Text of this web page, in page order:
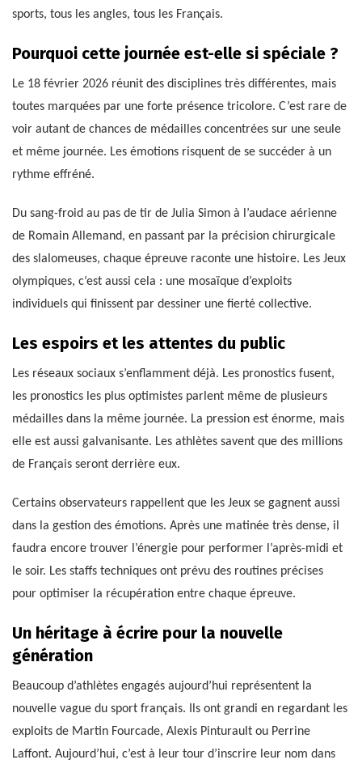
sports, tous les angles, tous les Français.
Pourquoi cette journée est-elle si spéciale ?
Le 18 février 2026 réunit des disciplines très différentes, mais
toutes marquées par une forte présence tricolore. C’est rare de
voir autant de chances de médailles concentrées sur une seule
et même journée. Les émotions risquent de se succéder à un
rythme effréné.
Du sang-froid au pas de tir de Julia Simon à l’audace aérienne
de Romain Allemand, en passant par la précision chirurgicale
des slalomeuses, chaque épreuve raconte une histoire. Les Jeux
olympiques, c’est aussi cela : une mosaïque d’exploits
individuels qui finissent par dessiner une fierté collective.
Les espoirs et les attentes du public
Les réseaux sociaux s’enflamment déjà. Les pronostics fusent,
les pronostics les plus optimistes parlent même de plusieurs
médailles dans la même journée. La pression est énorme, mais
elle est aussi galvanisante. Les athlètes savent que des millions
de Français seront derrière eux.
Certains observateurs rappellent que les Jeux se gagnent aussi
dans la gestion des émotions. Après une matinée très dense, il
faudra encore trouver l’énergie pour performer l’après-midi et
le soir. Les staffs techniques ont prévu des routines précises
pour optimiser la récupération entre chaque épreuve.
Un héritage à écrire pour la nouvelle
génération
Beaucoup d’athlètes engagés aujourd’hui représentent la
nouvelle vague du sport français. Ils ont grandi en regardant les
exploits de Martin Fourcade, Alexis Pinturault ou Perrine
Laffont. Aujourd’hui, c’est à leur tour d’inscrire leur nom dans